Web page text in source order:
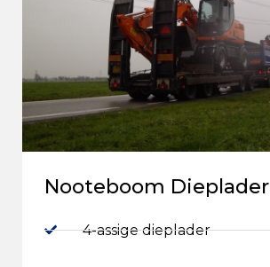
Nooteboom Dieplader
4-assige dieplader